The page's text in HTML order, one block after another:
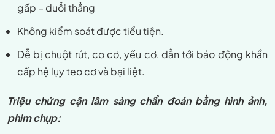
gấp – duỗi thẳng
Không kiểm soát được tiểu tiện.
Dễ bị chuột rút, co cơ, yếu cơ, dẫn tới báo động khẩn
cấp hệ lụy teo cơ và bại liệt.
Triệu chứng cận lâm sàng chẩn đoán bằng hình ảnh,
phim chụp: